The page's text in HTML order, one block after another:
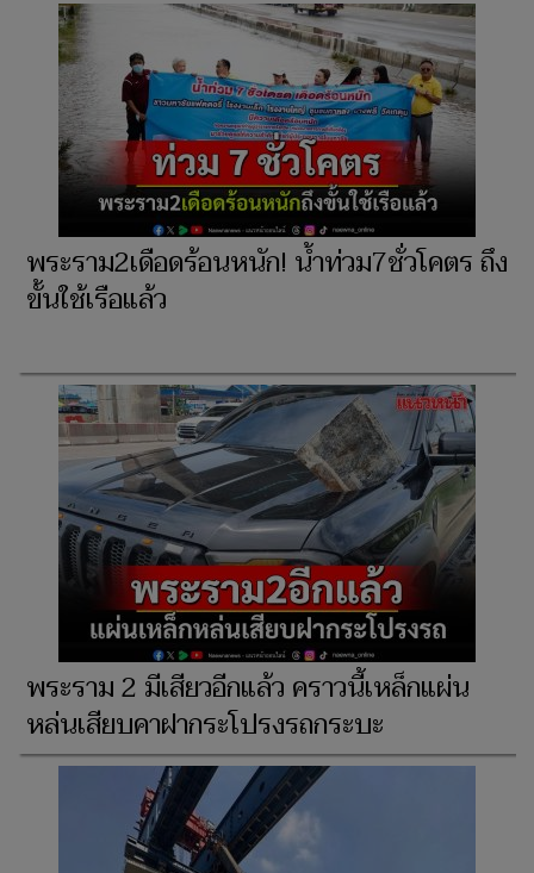
พระราม2เดือดร้อนหนัก! น้ำท่วม7ชั่วโคตร ถึง
ขั้นใช้เรือแล้ว
พระราม 2 มีเสียวอีกแล้ว คราวนี้เหล็กแผ่น
หล่นเสียบคาฝากระโปรงรถกระบะ